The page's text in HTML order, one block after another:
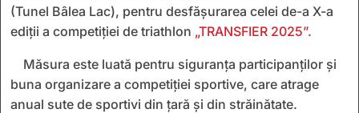
(Tunel Bâlea Lac), pentru desfășurarea celei de-a X-a
ediții a competiției de triathlon „TRANSFIER 2025”.
Măsura este luată pentru siguranța participanților și
buna organizare a competiției sportive, care atrage
anual sute de sportivi din țară și din străinătate.